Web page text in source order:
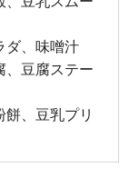
ダ、味噌汁
、豆腐ステー
餅、豆乳プリ